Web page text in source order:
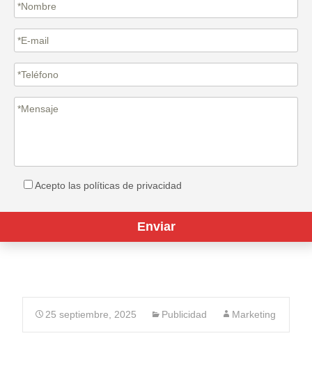
Acepto las políticas de privacidad
25 septiembre, 2025 Publicidad Marketing